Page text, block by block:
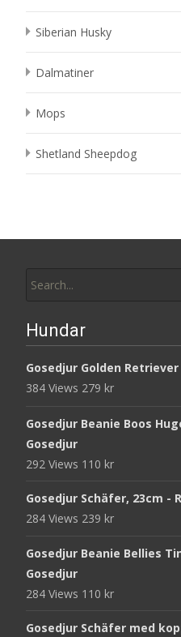
Siberian Husky
Dalmatiner
Mops
Shetland Sheepdog
for:
Hundar
Gosedjur Golden
384 Views 279 kr
Gosedjur Beanie Boos
Gosedjur
292 Views 110 kr
Gosedjur Schäfer, 23cm -
284 Views 239 kr
Gosedjur Beanie Bellies
Gosedjur
284 Views 110 kr
Gosedjur Schäfer med